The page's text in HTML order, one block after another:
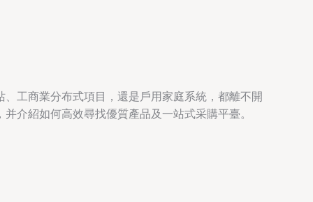
工商業分布式項目，還是戶用家庭系統，都離不開
介紹如何高效尋找優質產品及一站式采購平臺。